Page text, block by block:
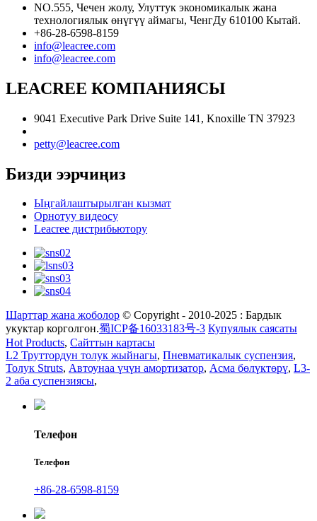
NO.555, Чечен жолу, Улуттук экономикалык жана
технологиялык өнүгүү аймагы, ЧенгДу 610100 Кытай.
+86-28-6598-8159
info@leacree.com
info@leacree.com
LEACREE КОМПАНИЯСЫ
9041 Executive Park Drive Suite 141, Knoxille TN 37923
petty@leacree.com
Бизди ээрчиңиз
Ыңгайлаштырылган кызмат
Орнотуу видеосу
Leacree дистрибьютору
Шарттар жана жоболор © Copyright - 2010-2025 : Бардык
укуктар корголгон.蜀ICP备16033183号-3 Купуялык саясаты
Hot Products, Сайттын картасы
L2 Труттордун толук жыйнагы, Пневматикалык суспензия,
Толук Struts, Автоунаа үчүн амортизатор, Асма бөлүктөрү, L3-
2 аба суспензиясы,
Телефон
Телефон
+86-28-6598-8159